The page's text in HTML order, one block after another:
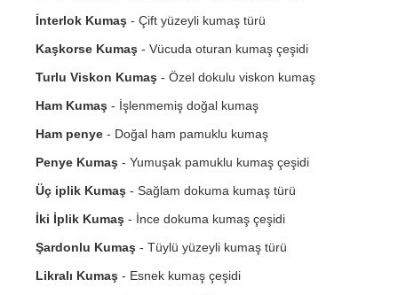
İnterlok Kumaş - Çift yüzeyli kumaş türü
Kaşkorse Kumaş - Vücuda oturan kumaş çeşidi
Turlu Viskon Kumaş - Özel dokulu viskon kumaş
Ham Kumaş - İşlenmemiş doğal kumaş
Ham penye - Doğal ham pamuklu kumaş
Penye Kumaş - Yumuşak pamuklu kumaş çeşidi
Üç iplik Kumaş - Sağlam dokuma kumaş türü
İki İplik Kumaş - İnce dokuma kumaş çeşidi
Şardonlu Kumaş - Tüylü yüzeyli kumaş türü
Likralı Kumaş - Esnek kumaş çeşidi